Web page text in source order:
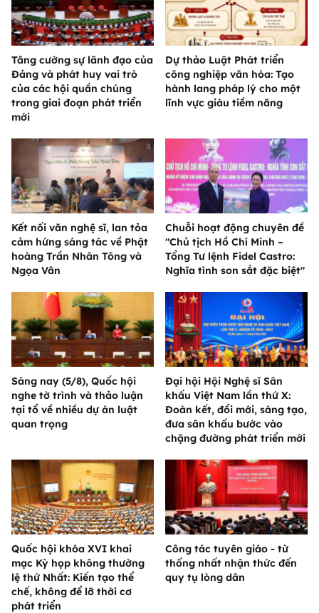
Tăng cường sự lãnh đạo của
Đảng và phát huy vai trò
của các hội quần chúng
trong giai đoạn phát triển
mới
Dự thảo Luật Phát triển
công nghiệp văn hóa: Tạo
hành lang pháp lý cho một
lĩnh vực giàu tiềm năng
Kết nối văn nghệ sĩ, lan tỏa
cảm hứng sáng tác về Phật
hoàng Trần Nhân Tông và
Ngọa Vân
Chuỗi hoạt động chuyên đề
"Chủ tịch Hồ Chí Minh –
Tổng Tư lệnh Fidel Castro:
Nghĩa tình son sắt đặc biệt"
Sáng nay (5/8), Quốc hội
nghe tờ trình và thảo luận
tại tổ về nhiều dự án luật
quan trọng
Đại hội Hội Nghệ sĩ Sân
khấu Việt Nam lần thứ X:
Đoàn kết, đổi mới, sáng tạo,
đưa sân khấu bước vào
chặng đường phát triển mới
Quốc hội khóa XVI khai
mạc Kỳ họp không thường
lệ thứ Nhất: Kiến tạo thể
chế, không để lỡ thời cơ
phát triển
Công tác tuyên giáo - từ
thống nhất nhận thức đến
quy tụ lòng dân